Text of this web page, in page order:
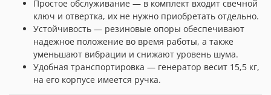
Простое обслуживание — в комплект входит свечной
ключ и отвертка, их не нужно приобретать отдельно.
Устойчивость — резиновые опоры обеспечивают
надежное положение во время работы, а также
уменьшают вибрации и снижают уровень шума.
Удобная транспортировка — генератор весит 15,5 кг,
на его корпусе имеется ручка.